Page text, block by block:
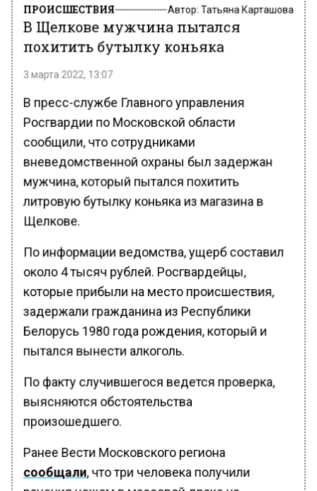
ПРОИСШЕСТВИЯ Автор: Татьяна Карташова
В Щелкове мужчина пытался
похитить бутылку коньяка
3 марта 2022, 13:07
В пресс-службе Главного управления
Росгвардии по Московской области
сообщили, что сотрудниками
вневедомственной охраны был задержан
мужчина, который пытался похитить
литровую бутылку коньяка из магазина в
Щелкове.
По информации ведомства, ущерб составил
около 4 тысяч рублей. Росгвардейцы,
которые прибыли на место происшествия,
задержали гражданина из Республики
Белорусь 1980 года рождения, который и
пытался вынести алкоголь.
По факту случившегося ведется проверка,
выясняются обстоятельства
произошедшего.
Ранее Вести Московского региона
сообщали, что три человека получили